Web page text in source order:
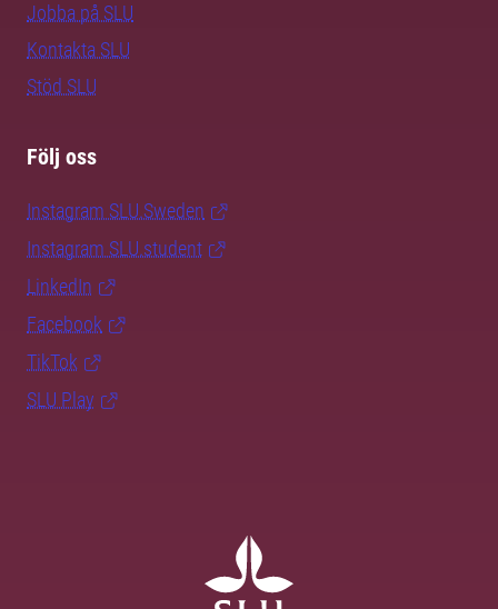
Jobba på SLU
Kontakta SLU
Stöd SLU
Följ oss
Instagram SLU.Sweden
Instagram SLU.student
LinkedIn
Facebook
TikTok
SLU Play